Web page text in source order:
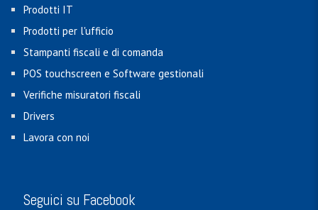
Prodotti IT
Prodotti per l'ufficio
Stampanti fiscali e di comanda
POS touchscreen e Software gestionali
Verifiche misuratori fiscali
Drivers
Lavora con noi
Seguici su Facebook